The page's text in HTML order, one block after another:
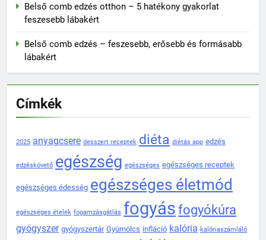
Belső comb edzés otthon – 5 hatékony gyakorlat
feszesebb lábakért
Belső comb edzés – feszesebb, erősebb és formásabb
lábakért
Címkék
2025 anyagcsere desszert receptek diéta diétás app edzés
edzéskövető egészség egészséges egészséges receptek
egészséges édesség egészséges életmód
egészséges ételek fogamzásgátlás fogyás fogyókúra
gyógyszer gyógyszertár Gyümölcs infláció kalória kalóriaszámláló